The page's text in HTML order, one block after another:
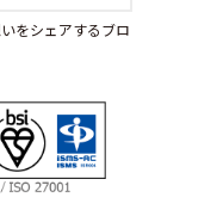
をシェアするブロ